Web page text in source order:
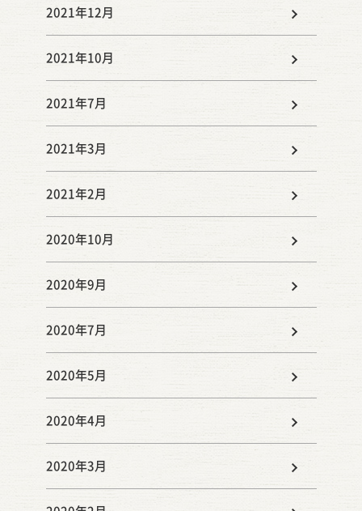
2021年12月
2021年10月
2021年7月
2021年3月
2021年2月
2020年10月
2020年9月
2020年7月
2020年5月
2020年4月
2020年3月